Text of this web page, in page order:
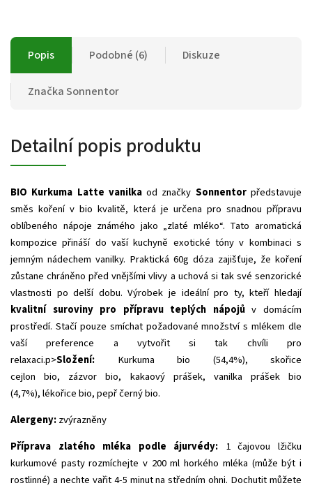
Popis Podobné (6) Diskuze
ZnačkaSonnentor
Detailní popis produktu
BIO Kurkuma Latte vanilkaod značky Sonnentorpředstavuje
směs koření v bio kvalitě, která je určena pro snadnou přípravu
oblíbeného nápoje známého jako „zlaté mléko“. Tato aromatická
kompozice přináší do vaší kuchyně exotické tóny v kombinaci s
jemným nádechem vanilky. Praktická 60g dóza zajišťuje, že koření
zůstane chráněno před vnějšími vlivy a uchová si tak své senzorické
vlastnosti po delší dobu. Výrobek je ideální pro ty, kteří hledají
kvalitní suroviny pro přípravu teplých nápojův domácím
prostředí. Stačí pouze smíchat požadované množství s mlékem dle
vaší preference a vytvořit si tak chvíli pro
relaxaci.p>Složení: Kurkuma bio (54,4%), skořice
cejlon bio, zázvor bio, kakaový prášek, vanilka prášek bio
(4,7%),lékořicebio,pepř černýbio.
Alergeny:zvýrazněny
Příprava zlatého mléka podle ájurvédy: 1 čajovou lžičku
kurkumové pasty rozmíchejte v 200 ml horkého mléka (může být i
rostlinné) a nechte vařit 4-5 minut na středním ohni. Dochutit můžete